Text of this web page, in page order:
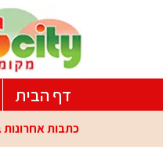
דף הבית
כתבות אחרונות